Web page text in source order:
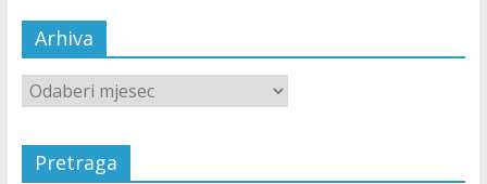
Arhiva
Pretraga